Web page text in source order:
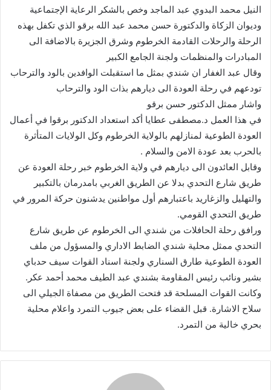
النيل محمد البدوي عبد الماجد وخص بالشكر الرعاية الإجتماعية
وديوان الزكاة والدكتورة حسن محمد عبد الله برقو الذي تكفل بهذه
الرحلة والرحلات القادمة الخرطوم وشرق الجزيرة بالاضافة الى
المبادرات والمنظمات ولجنة الجامع الكبير
وقال عبد الغفار ان شندي بمثل ما استقبلت الوافدين بالود والترحاب
تودعهم في رحلة العودة الى ديارهم بذات الود والترحاب
واشار ممثل الدكتور حسن برقو
في هذا العمل د.مصطفى عطايا أكد استعداد الدكتور برقوا في أعمال
العودة الطوعية لمنازلهم بالولاية الخرطوم وكل الولايات المتأثرة
بالحرب بعد عودة الامن والسلام .
وقابل العائدون الى ديارهم في ولاية الخرطوم خبر رحلة العودة عن
طريق شارع التحدي بدلا عن الطريق الغربي بامدرمان بالتكبير
والتهليل والزغاريد باعتبارهم أول مواطنين يدشنون حركة المرور في
طريق التحدي القومي.
ورافق رحلة الحافلات من شندي الى الخرطوم عن طريق شارع
التحدي ممثل محلية شندي الضابط الاداري والمسؤول من ملف
العودة الطوعية طارق السناري ولجنة اسناد القوات سيف حدباي
بشير ونائب رئيس المقاومة بشندي عبد الطيف محمد أحمد عكر.
وكانت القوات المسلحة قد فتحت الطريق من مصفاة الجيلي الى
سلاح الاشارة. قبل القضاء على بعض جيوب التمرد واعلام محلية
بحري خالية من التمرد.